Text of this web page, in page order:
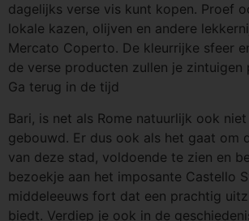
dagelijks verse vis kunt kopen. Proef
lokale kazen, olijven en andere
Mercato Coperto. De kleurrijke sfeer
de verse producten zullen je zintuigen
Ga terug in de tijd
Bari, is net als Rome natuurlijk ook
gebouwd. Er dus ook als het gaat om
van deze stad, voldoende te zien en
bezoekje aan het imposante Castello
middeleeuws fort dat een prachtig
biedt. Verdiep je ook in de